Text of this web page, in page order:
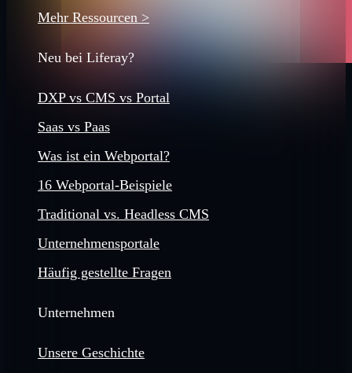
Mehr Ressourcen >
Neu bei Liferay?
DXP vs CMS vs Portal
Saas vs Paas
Was ist ein Webportal?
16 Webportal-Beispiele
Traditional vs. Headless CMS
Unternehmensportale
Häufig gestellte Fragen
Unternehmen
Unsere Geschichte